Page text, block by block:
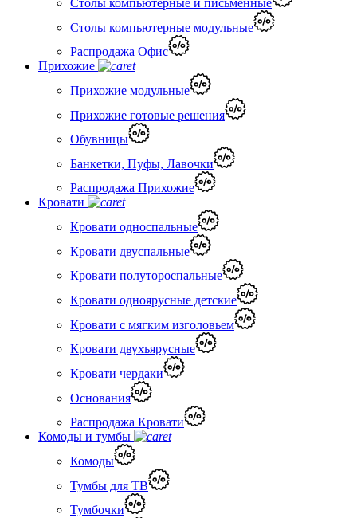
Столы компьютерные и письменные
Столы компьютерные модульные
Распродажа Офис
Прихожие
Прихожие модульные
Прихожие готовые решения
Обувницы
Банкетки, Пуфы, Лавочки
Распродажа Прихожие
Кровати
Кровати односпальные
Кровати двуспальные
Кровати полутороспальные
Кровати одноярусные детские
Кровати с мягким изголовьем
Кровати двухъярусные
Кровати чердаки
Основания
Распродажа Кровати
Комоды и тумбы
Комоды
Тумбы для ТВ
Тумбочки